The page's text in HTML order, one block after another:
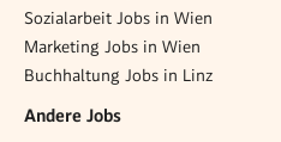
Sozialarbeit Jobs in Wien
Marketing Jobs in Wien
Buchhaltung Jobs in Linz
Andere Jobs